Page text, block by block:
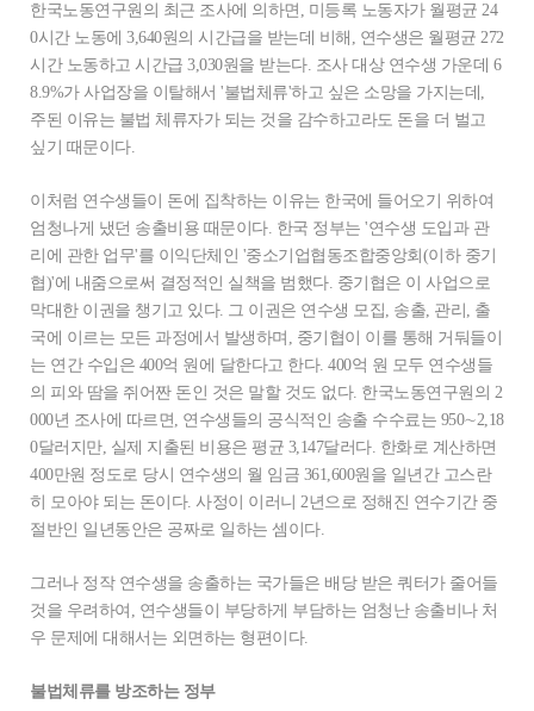
한국노동연구원의 최근 조사에 의하면, 미등록 노동자가 월평균 24
0시간 노동에 3,640원의 시간급을 받는데 비해, 연수생은 월평균 272
시간 노동하고 시간급 3,030원을 받는다. 조사 대상 연수생 가운데 6
8.9%가 사업장을 이탈해서 '불법체류'하고 싶은 소망을 가지는데,
주된 이유는 불법 체류자가 되는 것을 감수하고라도 돈을 더 벌고
싶기 때문이다.
이처럼 연수생들이 돈에 집착하는 이유는 한국에 들어오기 위하여
엄청나게 냈던 송출비용 때문이다. 한국 정부는 '연수생 도입과 관
리에 관한 업무'를 이익단체인 '중소기업협동조합중앙회(이하 중기
협)'에 내줌으로써 결정적인 실책을 범했다. 중기협은 이 사업으로
막대한 이권을 챙기고 있다. 그 이권은 연수생 모집, 송출, 관리, 출
국에 이르는 모든 과정에서 발생하며, 중기협이 이를 통해 거둬들이
는 연간 수입은 400억 원에 달한다고 한다. 400억 원 모두 연수생들
의 피와 땀을 쥐어짠 돈인 것은 말할 것도 없다. 한국노동연구원의 2
000년 조사에 따르면, 연수생들의 공식적인 송출 수수료는 950∼2,18
0달러지만, 실제 지출된 비용은 평균 3,147달러다. 한화로 계산하면
400만원 정도로 당시 연수생의 월 임금 361,600원을 일년간 고스란
히 모아야 되는 돈이다. 사정이 이러니 2년으로 정해진 연수기간 중
절반인 일년동안은 공짜로 일하는 셈이다.
그러나 정작 연수생을 송출하는 국가들은 배당 받은 쿼터가 줄어들
것을 우려하여, 연수생들이 부당하게 부담하는 엄청난 송출비나 처
우 문제에 대해서는 외면하는 형편이다.
불법체류를 방조하는 정부